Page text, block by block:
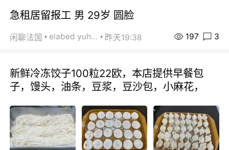
急租居留报工 男 29岁 圆脸
闲聊法国 elabed yuhua 昨天19:38 197 3
新鲜冷冻饺子100粒22欧，本店提供早餐包
子，馒头，油条，豆浆，豆沙包，小麻花，